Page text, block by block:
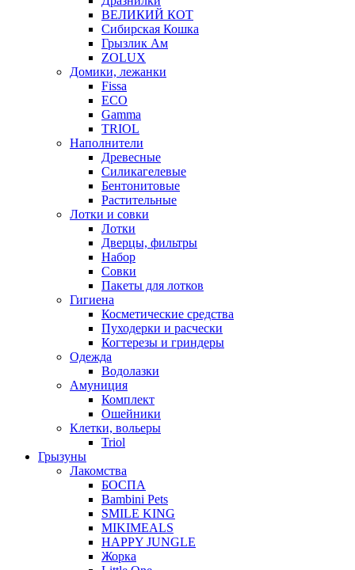
ВЕЛИКИЙ КОТ
Сибирская Кошка
Грызлик Ам
ZOLUX
Домики, лежанки
Fissa
ECO
Gamma
TRIOL
Наполнители
Древесные
Силикагелевые
Бентонитовые
Растительные
Лотки и совки
Лотки
Дверцы, фильтры
Набор
Совки
Пакеты для лотков
Гигиена
Косметические средства
Пуходерки и расчески
Когтерезы и гриндеры
Одежда
Водолазки
Амуниция
Комплект
Ошейники
Клетки, вольеры
Triol
Грызуны
Лакомства
БОСПА
Bambini Pets
SMILE KING
MIKIMEALS
HAPPY JUNGLE
Жорка